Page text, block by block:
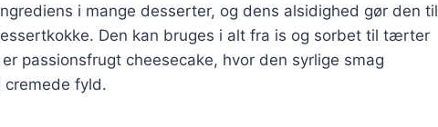
i mange desserter, og dens alsidighed gør den til
Den kan bruges i alt fra is og sorbet til tærter
passionsfrugt cheesecake, hvor den syrlige smag
cremede fyld.